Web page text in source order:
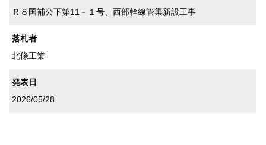
Ｒ８国補公下第11－１号、西部幹線管渠新設工事
落札者
北條工業
発表日
2026/05/28